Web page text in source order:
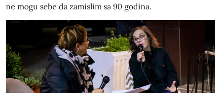
ne mogu sebe da zamislim sa 90 godina.